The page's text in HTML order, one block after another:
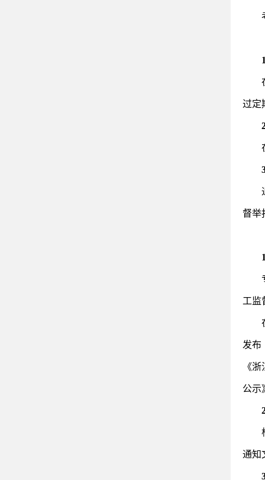
过定
督举
工监
发布
《
公示
通知